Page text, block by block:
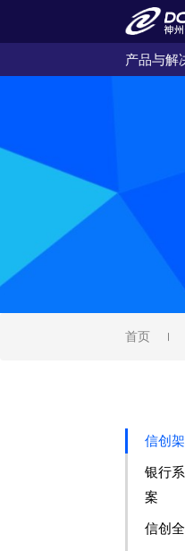
产品与解
首页
信创
银行
案
信创